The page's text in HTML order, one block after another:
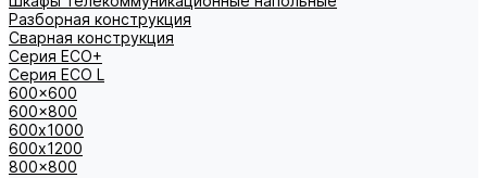
Разборная конструкция
Сварная конструкция
Серия ECO+
Серия ECO L
600x600
600x800
600х1000
600х1200
800x800